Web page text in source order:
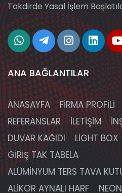
Takdirde Yasal İşlem
ANA BAĞLANTILAR
ANASAYFA FİRMA PROFİLİ
REFERANSLAR
İLETİŞİM
DUVAR KAĞIDI
LIGHT BOX
GIRIŞ TAK TABELA
ALÜMINYUM TERS TAVA
ALIKOR AYNALI HARF